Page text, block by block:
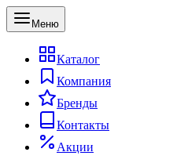
Меню
Каталог
Компания
Бренды
Контакты
Акции